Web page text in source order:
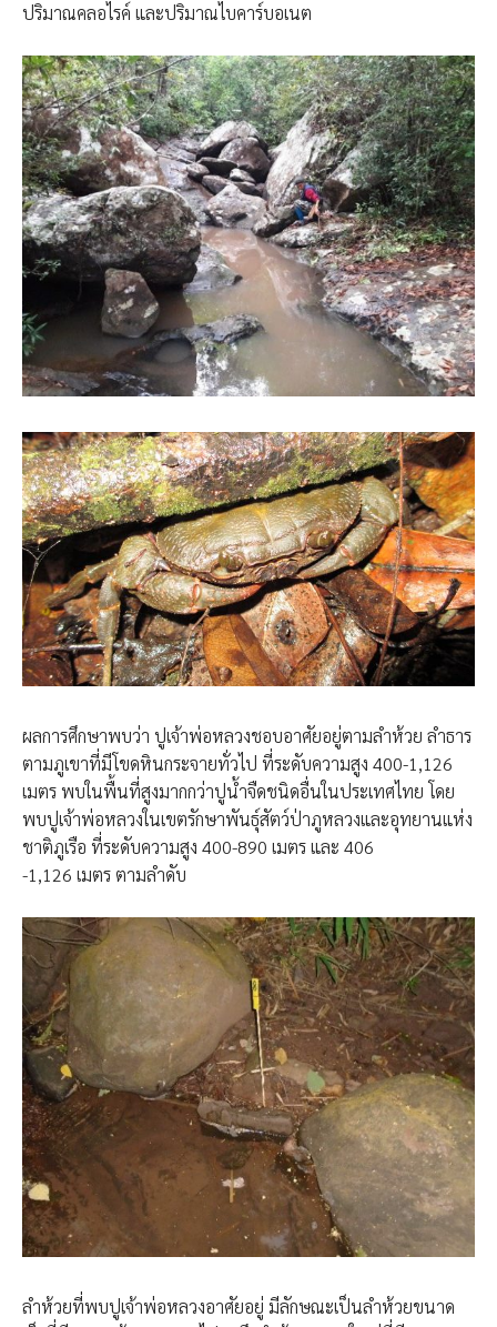
ปริมาณคลอไรค์ และปริมาณไบคาร์บอเนต
ผลการศึกษาพบว่า ปูเจ้าพ่อหลวงชอบอาศัยอยู่ตามลำห้วย ลำธาร
ตามภูเขาที่มีโขดหินกระจายทั่วไป ที่ระดับความสูง 400-1,126
เมตร พบในพื้นที่สูงมากกว่าปูน้ำจืดชนิดอื่นในประเทศไทย โดย
พบปูเจ้าพ่อหลวงในเขตรักษาพันธุ์สัตว์ป่าภูหลวงและอุทยานแห่ง
ชาติภูเรือ ที่ระดับความสูง 400-890 เมตร และ 406
-1,126 เมตร ตามลำดับ
ลำห้วยที่พบปูเจ้าพ่อหลวงอาศัยอยู่ มีลักษณะเป็นลำห้วยขนาด